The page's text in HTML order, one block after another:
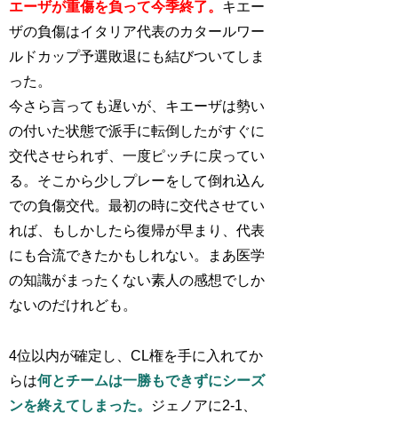
エーザが重傷を負って今季終了。 キエー
ザの負傷はイタリア代表のカタールワー
ルドカップ予選敗退にも結びついてしま
った。
今さら言っても遅いが、キエーザは勢い
の付いた状態で派手に転倒したがすぐに
交代させられず、一度ピッチに戻ってい
る。そこから少しプレーをして倒れ込ん
での負傷交代。最初の時に交代させてい
れば、もしかしたら復帰が早まり、代表
にも合流できたかもしれない。まあ医学
の知識がまったくない素人の感想でしか
ないのだけれども。
4位以内が確定し、CL権を手に入れてか
らは何とチームは一勝もできずにシーズ
ンを終えてしまった。
ジェノアに2-1、